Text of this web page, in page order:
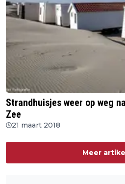
Strandhuisjes weer op weg
Zee
21 maart 2018
Meer